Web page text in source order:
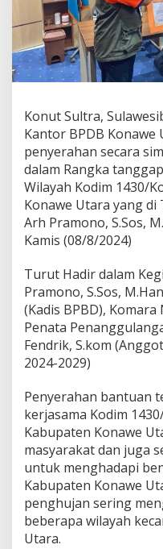
r
a
T
e
i
a
B
a
n
t
u
n
S
e
a
a
S
i
m
i
s
1
P
a
k
e
t
P
Konut Sultra,
Kantor BPDB
penyerahan secara
dalam Rangka
Wilayah Kodim 1430/
Konawe Utara yang
Arh Pramono, S.Sos,
Kamis (08/8/2024)
Turut Hadir dalam
Pramono, S.Sos,
(Kadis BPBD), Komara
Penata
Fendrik, S.kom
2024-2029)
Penyerahan bantuan
kerjasama Kodim
Kabupaten Konawe
masyarakat dan juga
untuk menghadapi
Kabupaten Konawe
penghujan sering
beberapa wilayah
Utara.